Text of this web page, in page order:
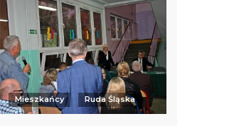
Mieszkańcy Ruda Śląska